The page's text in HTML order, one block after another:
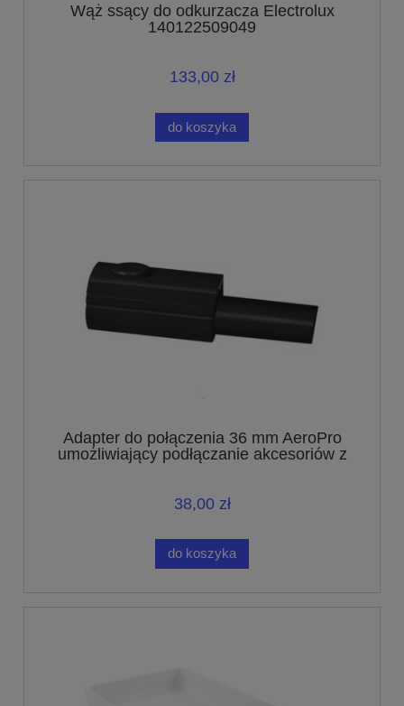
Wąż ssący do odkurzacza Electrolux
140122509049
133,00 zł
do koszyka
Adapter do połączenia 36 mm AeroPro
umożliwiający podłączanie akcesoriów z
38,00 zł
do koszyka